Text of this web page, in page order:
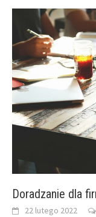
Doradzanie dla
22 lutego 2022